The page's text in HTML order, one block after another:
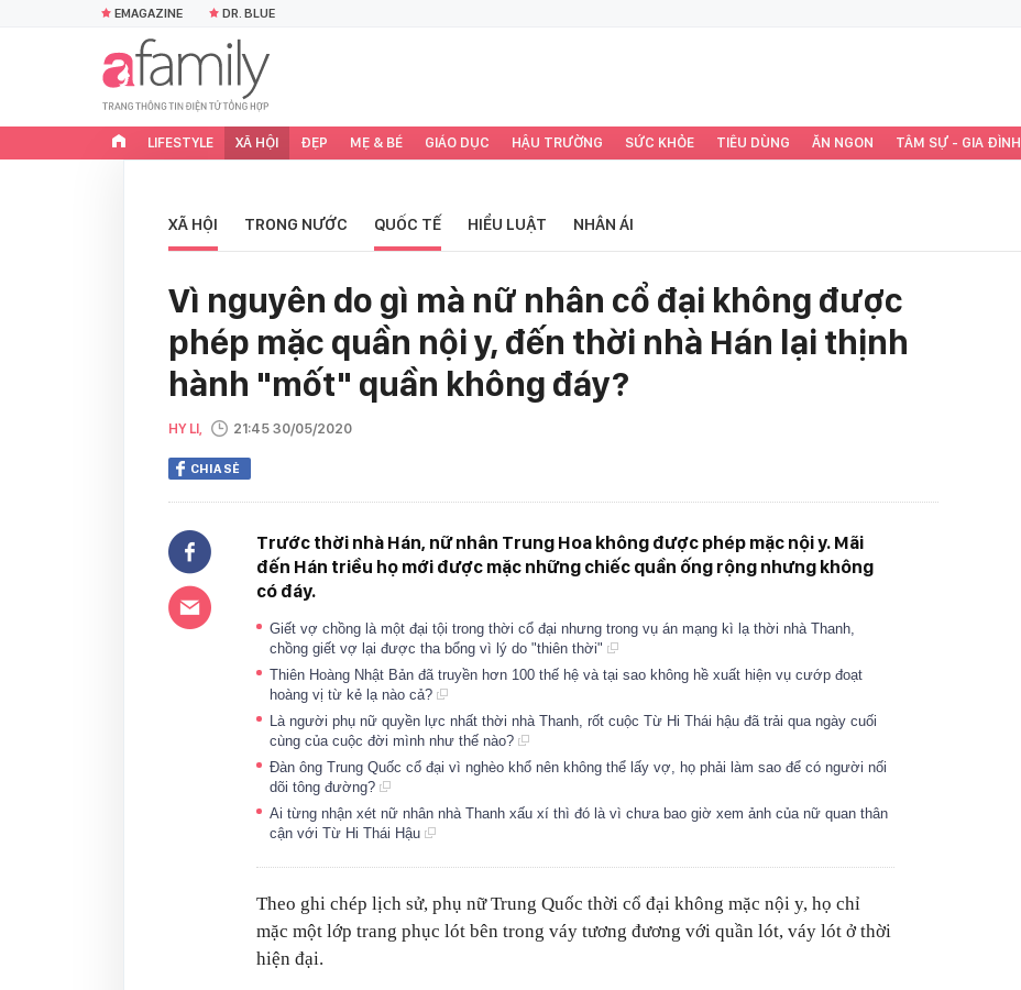
EMAGAZINE DR. BLUE
LIFESTYLE XÃ HỘI ĐẸP MẸ & BÉ GIÁO DỤC HẬU TRƯỜNG SỨC KHỎE TIÊU DÙNG ĂN NGON TÂM SỰ - GIA ĐÌNH
XÃ HỘI TRONG NƯỚC QUỐC TẾ HIỂU LUẬT NHÂN ÁI
Vì nguyên do gì mà nữ nhân cổ đại không được
phép mặc quần nội y, đến thời nhà Hán lại thịnh
hành "mốt" quần không đáy?
HY LI, 21:45 30/05/2020
CHIA SẺ
Trước thời nhà Hán, nữ nhân Trung Hoa không được phép mặc nội y. Mãi
đến Hán triều họ mới được mặc những chiếc quần ống rộng nhưng không
có đáy.
Giết vợ chồng là một đại tội trong thời cổ đại nhưng trong vụ án mạng kì lạ thời nhà Thanh,
chồng giết vợ lại được tha bổng vì lý do "thiên thời"
Thiên Hoàng Nhật Bản đã truyền hơn 100 thế hệ và tại sao không hề xuất hiện vụ cướp đoạt
hoàng vị từ kẻ lạ nào cả?
Là người phụ nữ quyền lực nhất thời nhà Thanh, rốt cuộc Từ Hi Thái hậu đã trải qua ngày cuối
cùng của cuộc đời mình như thế nào?
Đàn ông Trung Quốc cổ đại vì nghèo khổ nên không thể lấy vợ, họ phải làm sao để có người nối
dõi tông đường?
Ai từng nhận xét nữ nhân nhà Thanh xấu xí thì đó là vì chưa bao giờ xem ảnh của nữ quan thân
cận với Từ Hi Thái Hậu
Theo ghi chép lịch sử, phụ nữ Trung Quốc thời cổ đại không mặc nội y, họ chỉ
mặc một lớp trang phục lót bên trong váy tương đương với quần lót, váy lót ở thời
hiện đại.